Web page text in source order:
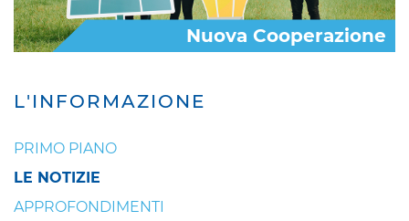
L'INFORMAZIONE
PRIMO PIANO
LE NOTIZIE
APPROFONDIMENTI
Nuova Cooperazione